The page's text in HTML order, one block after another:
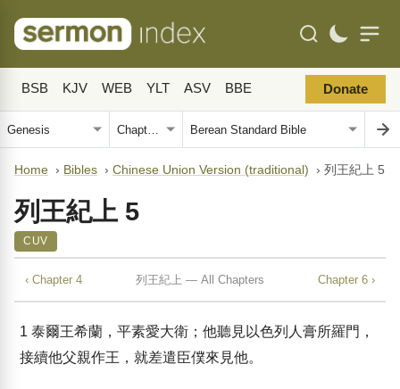
BSB KJV WEB YLT ASV BBE Donate
Home › Bibles › Chinese Union Version (traditional) › 列王紀上 5
列王紀上 5
CUV
‹ Chapter 4 列王紀上 — All Chapters Chapter 6 ›
1 泰爾王希蘭，平素愛大衛；他聽見以色列人膏所羅門，
接續他父親作王，就差遣臣僕來見他。